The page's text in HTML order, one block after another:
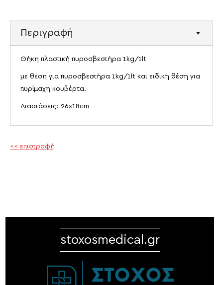
Περιγραφή
Θήκη πλαστική πυροσβεστήρα 1kg/1lt
με θέση για πυροσβεστήρα 1kg/1lt και ειδική θέση για
πυρίμαχη κουβέρτα.
Διαστάσεις: 26x18cm
<< επιστροφή
stoxosmedical.gr